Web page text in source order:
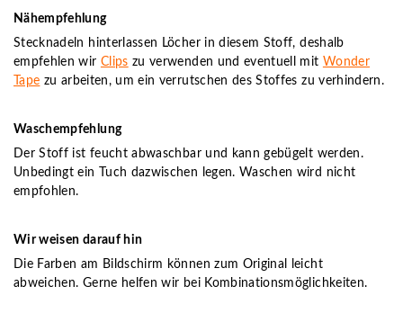
Nähempfehlung
Stecknadeln hinterlassen Löcher in diesem Stoff, deshalb
empfehlen wir Clips zu verwenden und eventuell mit Wonder
Tape zu arbeiten, um ein verrutschen des Stoffes zu verhindern.
Waschempfehlung
Der Stoff ist feucht abwaschbar und kann gebügelt werden.
Unbedingt ein Tuch dazwischen legen. Waschen wird nicht
empfohlen.
Wir weisen darauf hin
Die Farben am Bildschirm können zum Original leicht
abweichen. Gerne helfen wir bei Kombinationsmöglichkeiten.